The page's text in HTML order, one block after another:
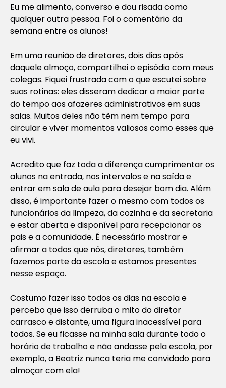
Eu me alimento, converso e dou risada como
qualquer outra pessoa. Foi o comentário da
semana entre os alunos!
Em uma reunião de diretores, dois dias após
daquele almoço, compartilhei o episódio com meus
colegas. Fiquei frustrada com o que escutei sobre
suas rotinas: eles disseram dedicar a maior parte
do tempo aos afazeres administrativos em suas
salas. Muitos deles não têm nem tempo para
circular e viver momentos valiosos como esses que
eu vivi.
Acredito que faz toda a diferença cumprimentar os
alunos na entrada, nos intervalos e na saída e
entrar em sala de aula para desejar bom dia. Além
disso, é importante fazer o mesmo com todos os
funcionários da limpeza, da cozinha e da secretaria
e estar aberta e disponível para recepcionar os
pais e a comunidade. É necessário mostrar e
afirmar a todos que nós, diretores, também
fazemos parte da escola e estamos presentes
nesse espaço.
Costumo fazer isso todos os dias na escola e
percebo que isso derruba o mito do diretor
carrasco e distante, uma figura inacessível para
todos. Se eu ficasse na minha sala durante todo o
horário de trabalho e não andasse pela escola, por
exemplo, a Beatriz nunca teria me convidado para
almoçar com ela!